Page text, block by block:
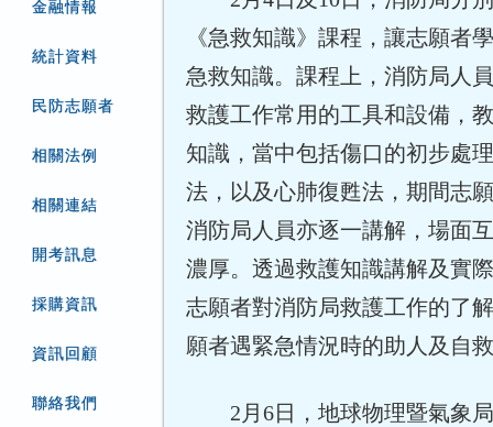
金融情報
統計資料
民防志願者
相關法例
相關連結
開考訊息
採購資訊
資訊回顧
聯絡我們
《急救知識》課程，讓志願者
急救知識。課程上，消防局人
救護工作常用的工具和設備，
知識，當中包括傷口的初步處
法，以及心肺復甦法，期間志
消防局人員亦逐一講解，場面
濃厚。透過救護知識講解及實
志願者對消防局救護工作的了
願者遇緊急情況時的助人及自
2月6日，地球物理暨氣象局